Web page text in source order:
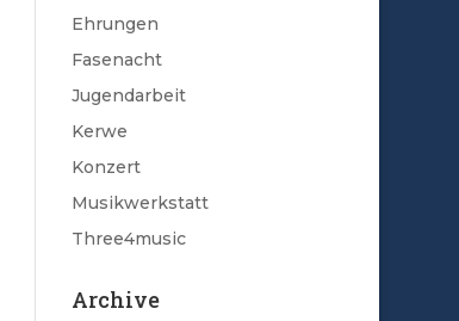
Ehrungen
Fasenacht
Jugendarbeit
Kerwe
Konzert
Musikwerkstatt
Three4music
Archive